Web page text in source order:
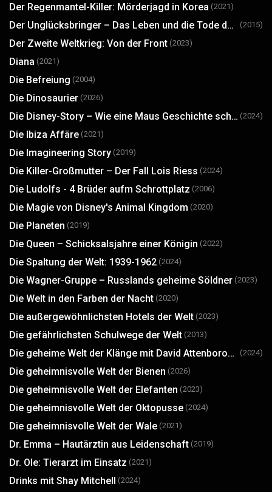
Der Regenmantel-Killer: Mörderjagd in Korea (2021)
Der Unglücksbringer – Das Leben und die Tode des Robert Durst (2015)
Der Zweite Weltkrieg: Von der Front (2023)
Diana (2021)
Die Befreiung (2004)
Die Dinosaurier (2026)
Die Disney-Story – Wie eine Maus Geschichte schrieb (2024)
Die Ibiza Affäre (2021)
Die Imagineering Story (2019)
Die Killer-Großmutter – Der Fall Lois Riess (2024)
Die Ludolfs - 4 Brüder aufm Schrottplatz (2006)
Die Magie von Disney's Animal Kingdom (2020)
Die Planeten (2019)
Die Queen – Schicksalsjahre einer Königin (2022)
Die Spaltung der Welt: 1939-1962 (2024)
Die Wagner-Gruppe – Russlands geheime Söldner (2023)
Die Welt in den Farben der Nacht (2020)
Die außergewöhnlichsten Hotels der Welt (2023)
Die gefährlichsten Schulwege der Welt (2013)
Die geheime Welt der Klänge mit David Attenborough (2024)
Die geheimnisvolle Welt der Bienen (2026)
Die geheimnisvolle Welt der Elefanten (2023)
Die geheimnisvolle Welt der Oktopusse (2024)
Die geheimnisvolle Welt der Wale (2021)
Dr. Emma – Hautärztin aus Leidenschaft (2019)
Dr. Ole: Tierarzt im Einsatz (2021)
Drinks mit Shay Mitchell (2024)